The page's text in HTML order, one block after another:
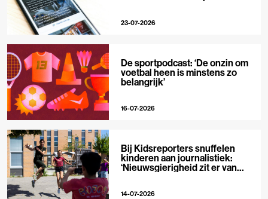
23-07-2026
De sportpodcast: ‘De onzin om
voetbal heen is minstens zo
belangrijk’
16-07-2026
Bij Kidsreporters snuffelen
kinderen aan journalistiek:
‘Nieuwsgierigheid zit er van
14-07-2026